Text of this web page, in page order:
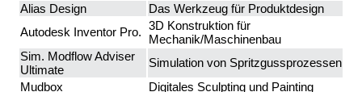
Alias Design
Das Werkzeug für Produktdesign
Autodesk Inventor Pro. 3D Konstruktion für
Mechanik/Maschinenbau
Sim. Modflow Adviser
Ultimate
Simulation von Spritzgussprozessen
Mudbox
Digitales Sculpting und Painting